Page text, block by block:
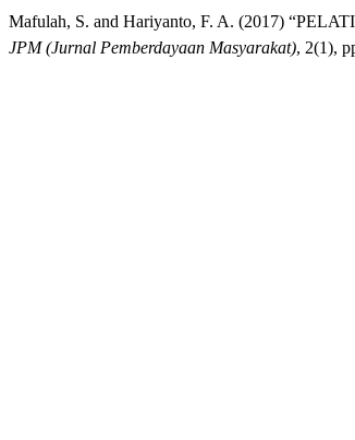
Mafulah, S. and Hariyanto, F. A. (2017)
JPM (Jurnal Pemberdayaan Masyarakat), 2(1),